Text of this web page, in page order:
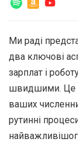
Ми раді
два ключові
зарплат і
швидшими. Це
ваших
рутинні